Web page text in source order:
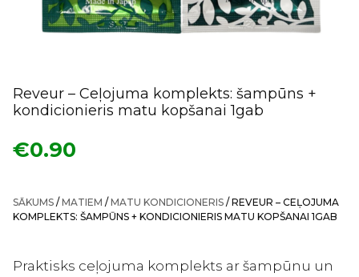
Reveur – Ceļojuma komplekts: šampūns +
kondicionieris matu kopšanai 1gab
€0.90
SĀKUMS / MATIEM / MATU KONDICIONERIS / REVEUR – CEĻOJUMA
KOMPLEKTS: ŠAMPŪNS + KONDICIONIERIS MATU KOPŠANAI 1GAB
Praktisks ceļojuma komplekts ar šampūnu un